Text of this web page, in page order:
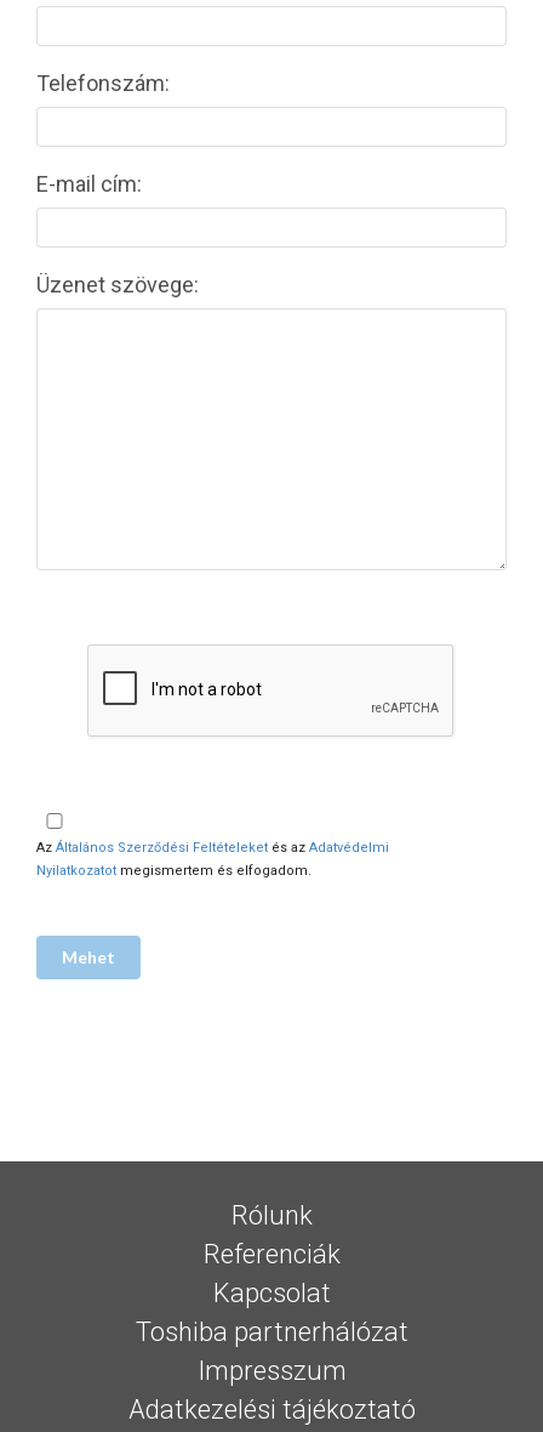
Telefonszám:
E-mail cím:
Üzenet szövege:
Az Általános Szerződési Feltételeket és az Adatvédelmi
Nyilatkozatot megismertem és elfogadom.
Rólunk
Referenciák
Kapcsolat
Toshiba partnerhálózat
Impresszum
Adatkezelési tájékoztató